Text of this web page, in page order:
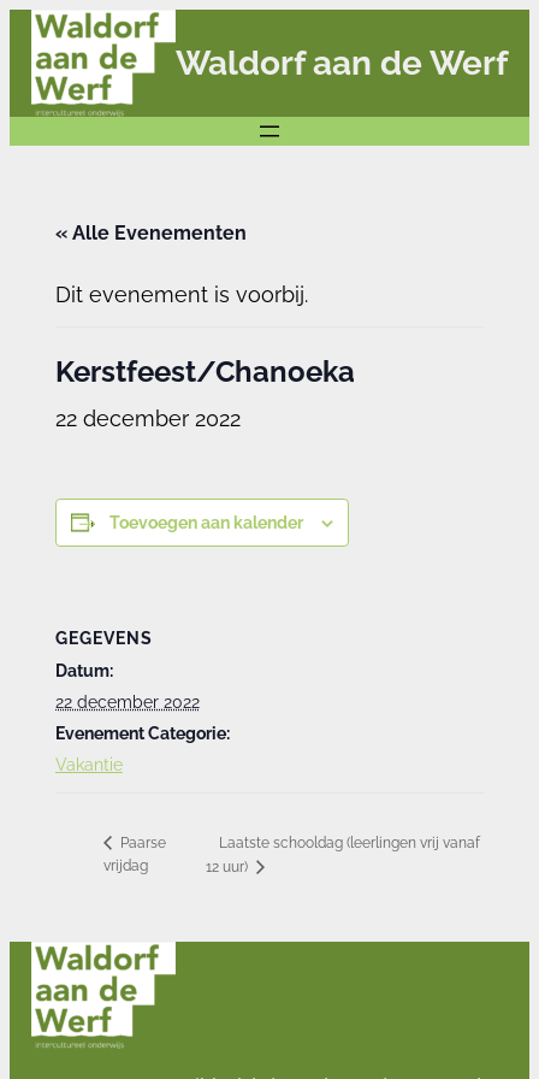
Waldorf aan de Werf
« Alle Evenementen
Dit evenement is voorbij.
Kerstfeest/Chanoeka
22 december 2022
Toevoegen aan kalender
GEGEVENS
Datum:
22 december 2022
Evenement Categorie:
Vakantie
Paarse
vrijdag
Laatste schooldag (leerlingen vrij vanaf
12 uur)